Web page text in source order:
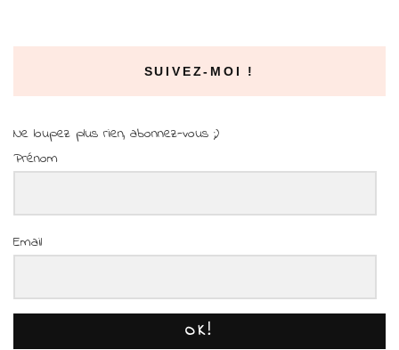
SUIVEZ-MOI !
Ne loupez plus rien, abonnez-vous ;)
Prénom
Email
OK!